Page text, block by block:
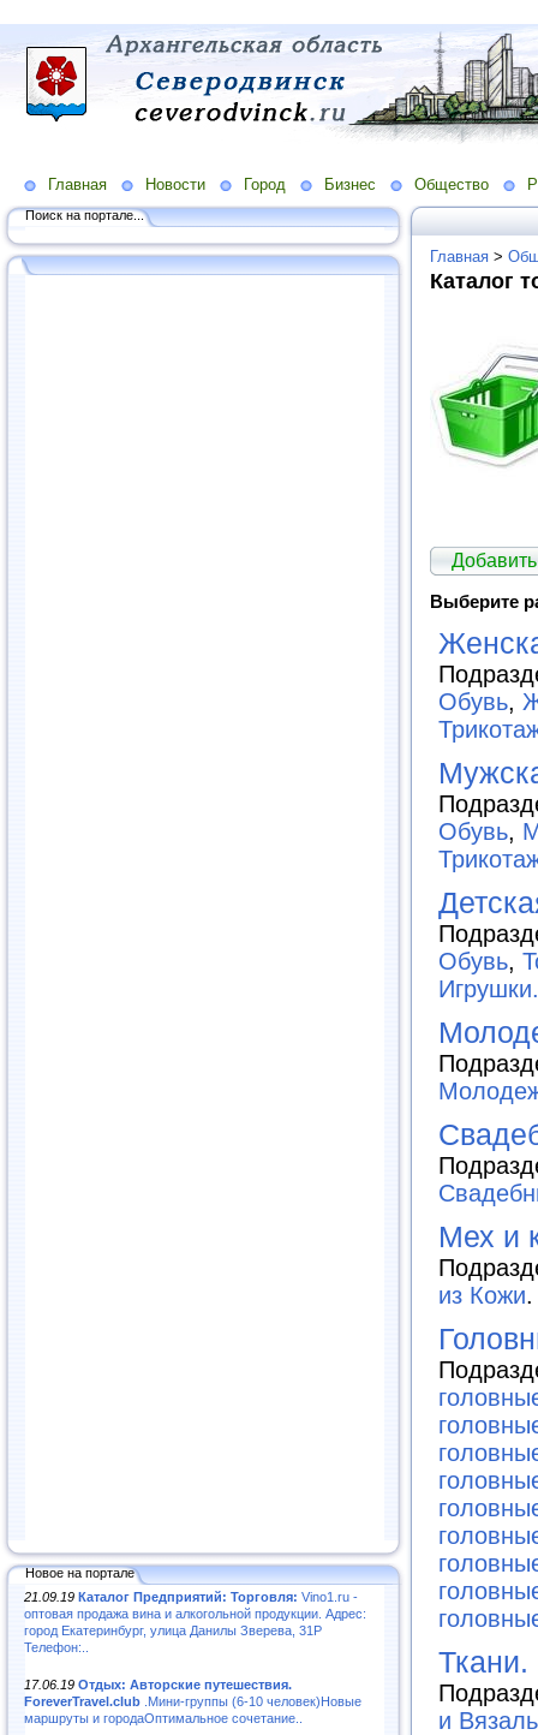
Главная Новости Город Бизнес Общество
Поиск на портале...
Новое на портале
21.09.19 Каталог Предприятий: Торговля: Vino1.ru -
оптовая продажа вина и алкогольной продукции. Адрес:
город Екатеринбург, улица Данилы Зверева, 31Р
Телефон:..
17.06.19 Отдых: Авторские путешествия.
ForeverTravel.club .Мини-группы (6-10 человек)Новые
маршруты и городаОптимальное сочетание..
Главная >
Каталог
Выберите
Обувь,
Обувь,
Обувь,
Мех и
из Кожи.
и